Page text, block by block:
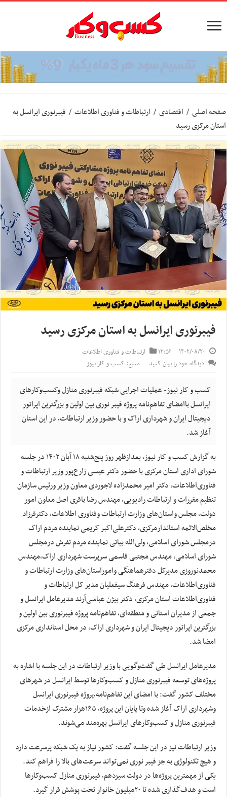
صفحه اصلی / اقتصادی / ارتباطات و فناوری اطلاعات / فیبرنوری ایرانسل به
استان مرکزی رسید
فیبرنوری ایرانسل به استان مرکزی رسید
۱۴۰۲/۰۸/۲۰ ۱۲:۵۶
ارتباطات و فناوری اطلاعات
دیدگاه خود را بیان کنید
منبع: کسب و کار نیوز
کسب و کار نیوز- عملیات اجرایی شبکه فیبرنوری منازل وکسب‌وکارهای
ایرانسل باامضای تفاهم‌نامه پروژه فیبر نوری بین اولین و بزرگترین اپراتور
دیجیتال ایران و شهرداری اراک و با حضور وزیر ارتباطات، در این استان
آغاز شد.
به گزارش کسب و کار نیوز، بعدازظهر روز پنج‌شنبه ۱۸ آبان ۱۴۰۲ در جلسه
شورای اداری استان مرکزی با حضور دکتر عیسی زارع‌پور وزیر ارتباطات و
فناوری‌اطلاعات، دکتر امیر محمدزاده لاجوردی معاون وزیر ورئیس سازمان
تنظیم مقررات و ارتباطات رادیویی، مهندس رضا باقری اصل معاون امور
دولت، مجلس واستان‌های وزارت ارتباطات وفناوری اطلاعات، دکترفرزاد
مخلص‌الائمه استاندارمرکزی، دکترعلی‌اکبر کریمی نماینده مردم اراک
درمجلس شورای اسلامی، ولی‌الله بیاتی نماینده مردم تفرش درمجلس
شورای اسلامی، مهندس مجتبی قاسمی سرپرست شهرداری اراک،مهندس
محمدنوروزی مدیرکل دفترهماهنگی واموراستان‌های وزارت ارتباطات و
فناوری‌اطلاعات، مهندس فرهنگ سیفعلیان مدیر کل ارتباطات و
فناوری‌اطلاعات استان مرکزی، دکتر بیژن عباسی‌آرند مدیرعامل ایرانسل و
جمعی از مدیران استانی و منطقه‌ای، تفاهم‌نامه پروژه فیبرنوری بین اولین و
بزرگترین اپراتور دیجیتال ایران و شهرداری اراک، در محل استانداری مرکزی
امضا شد.
مدیرعامل ایرانسل طی گفت‌وگویی با وزیر ارتباطات در این جلسه با اشاره به
پروژه‌های توسعه فیبرنوری منازل و کسب‌وکارها توسط ایرانسل در شهرهای
مختلف کشور گفت: با امضای این تفاهم‌نامه،پروژه فیبرنوری ایرانسل
وشهرداری اراک آغاز شده وتا پایان این پروژه، ۱۶۵هزار مشترک ازخدمات
فیبرنوری منازل و کسب‌وکارهای ایرانسل بهره‌مند می‌شوند.
وزیر ارتباطات نیز در این جلسه گفت: کشور نیاز به یک شبکه پرسرعت دارد
و هیچ تکنولوژی به جز فیبر نوری نمی‌تواند سرعت‌های بالا را فراهم کند.
یکی از مهمترین پروژه‌ها در دولت سیزدهم، فیبرنوری منازل کسب‌وکارها
است و هدف‌گذاری شده تا ۲۰میلیون خانوار تحت پوشش قرار گیرد.